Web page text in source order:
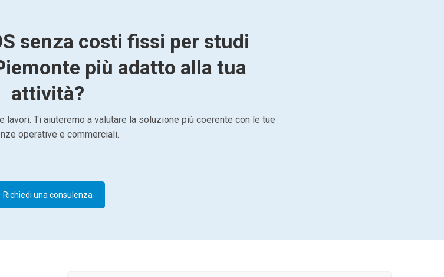
senza costi fissi per studi
più adatto alla tua
attività?
lavori. Ti aiuteremo a valutare la soluzione più coerente con le tue
operative e commerciali.
Richiedi una consulenza